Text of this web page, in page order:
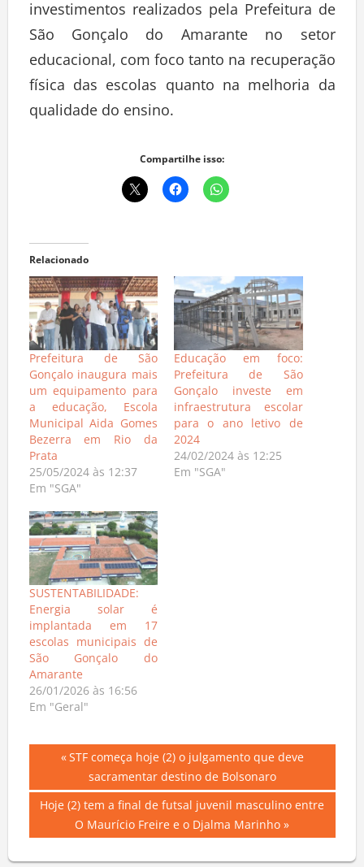
investimentos realizados pela Prefeitura de
São Gonçalo do Amarante no setor
educacional, com foco tanto na recuperação
física das escolas quanto na melhoria da
qualidade do ensino.
Compartilhe isso:
Relacionado
Prefeitura de São
Gonçalo inaugura mais
um equipamento para
a educação, Escola
Municipal Aida Gomes
Bezerra em Rio da
Prata
25/05/2024 às 12:37
Em "SGA"
Educação em foco:
Prefeitura de São
Gonçalo investe em
infraestrutura escolar
para o ano letivo de
2024
24/02/2024 às 12:25
Em "SGA"
SUSTENTABILIDADE:
Energia solar é
implantada em 17
escolas municipais de
São Gonçalo do
Amarante
26/01/2026 às 16:56
Em "Geral"
Navegação
de
Post
Previous
Post:
STF começa hoje (2) o julgamento que deve
sacramentar destino de Bolsonaro
Next
Hoje (2) tem a final de futsal juvenil masculino entre
O Maurício Freire e o Djalma Marinho